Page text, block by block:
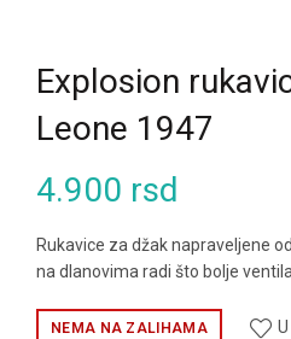
Explosion
Leone 1947
4.900 rsd
Rukavice za džak napraveljene
na dlanovima radi što bolje
NEMA NA ZALIHAMA